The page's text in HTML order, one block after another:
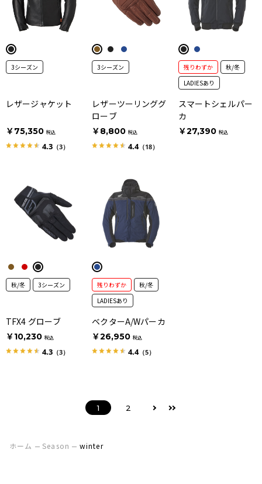
3シーズン
レザージャケット
￥75,350 税込
4.3 （3）
3シーズン
レザーツーリンググ
ローブ
￥8,800 税込
4.4（18）
残りわずか
秋/冬
LADIESあり
スマートシェルパー
カ
￥27,390 税込
秋/冬 3シーズン
TFX4 グローブ
￥10,230 税込
4.3 （3）
残りわずか
秋/冬
LADIESあり
ベクターA/Wパーカ
￥26,950 税込
4.4（5）
1 2
ホーム Season winter